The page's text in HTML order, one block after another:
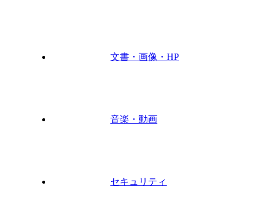
文書・画像・HP
音楽・動画
セキュリティ